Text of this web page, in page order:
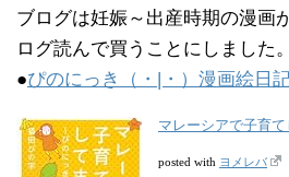
ブログは妊娠～出産時期の漫画
ログ読んで買うことにしました。
●ぴのにっき（・|・）漫画絵日
マレーシアで子育
posted with ヨメレバ